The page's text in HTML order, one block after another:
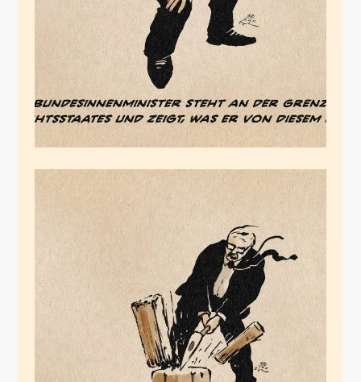
Februar 17, 2026
Linnemannismus
Februar 16, 2026